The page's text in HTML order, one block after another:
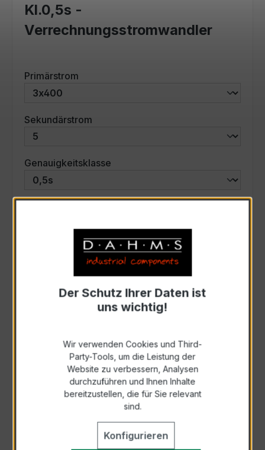
Kl.0,5s -
Verrechnungsstromwandler
Primärstrom
Sekundärstrom
Genauigkeitsklasse
Auswahl zurücksetzen
Art. Nr.:47630
Zur Sammelanfrage hinzufügen
Anfrage telefonisch
Als PDF exportieren
Der Schutz Ihrer Daten ist
uns wichtig!
Wir verwenden Cookies und Third-
Party-Tools, um die Leistung der
Website zu verbessern, Analysen
durchzuführen und Ihnen Inhalte
bereitzustellen, die für Sie relevant
sind.
Konfigurieren